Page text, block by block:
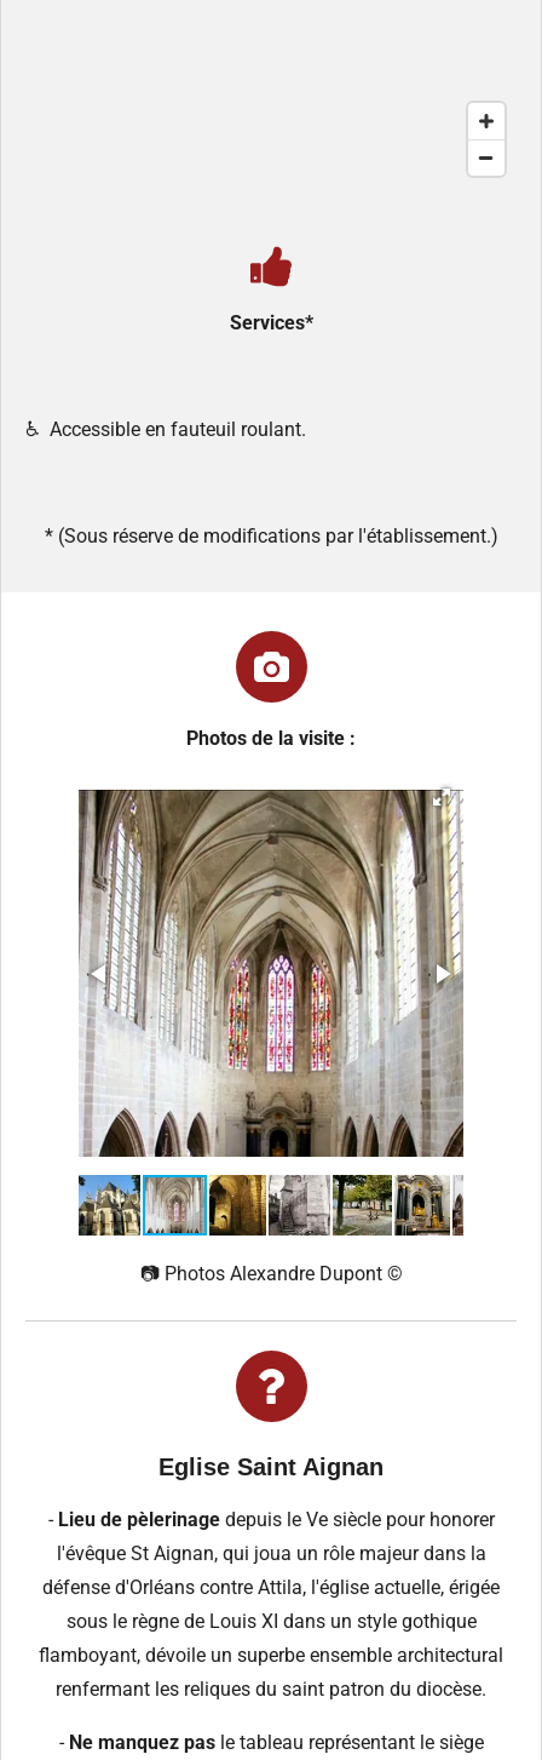
Services*
♿️ Accessible en fauteuil roulant.
* (Sous réserve de modifications par l'établissement.)
Photos de la visite :
📷 Photos Alexandre Dupont ©️
Eglise Saint Aignan
- Lieu de pèlerinagedepuis le Ve siècle pour honorer
l'évêque St Aignan, qui joua un rôle majeur dans la
défense d'Orléans contre Attila, l'église actuelle, érigée
sous le règne de Louis XI dans un style gothique
flamboyant, dévoile un superbe ensemble architectural
renfermant les reliques du saint patron du diocèse.
- Ne manquez pasle tableau représentant le siège